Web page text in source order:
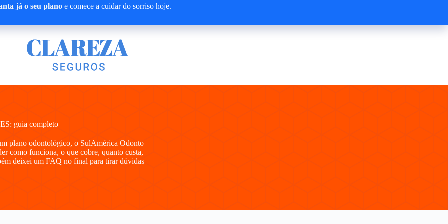
já o seu planoe comece a cuidar do sorriso hoje.
guia completo
plano odontológico, o SulAmérica Odonto
como funciona, o que cobre, quanto custa,
deixei um FAQ no final para tirar dúvidas